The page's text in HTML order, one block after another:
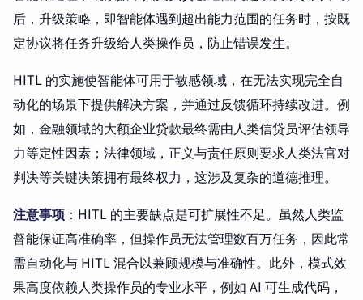
后，升级策略，即智能体遇到超出能力范围的任务时，按既
定协议将任务升级给人类操作员，防止错误发生。
HITL 的实施使智能体可用于敏感领域，在无法实现完全自
动化的场景下提供解决方案，并通过反馈循环持续改进。例
如，金融领域的大额企业贷款最终需由人类信贷员评估领导
力等定性因素；法律领域，正义与责任原则要求人类法官对
判决等关键决策拥有最终权力，这涉及复杂的道德推理。
注意事项 ：HITL 的主要缺点是可扩展性不足。虽然人类监
督能保证高准确率，但操作员无法管理数百万任务，因此常
需自动化与 HITL 混合以兼顾规模与准确性。此外，模式效
果高度依赖人类操作员的专业水平，例如 AI 可生成代码，